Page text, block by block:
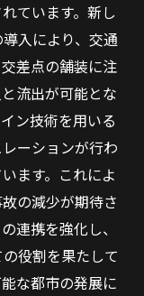
ています。新し
入により、交通
差点の舗装に注
流出が可能とな
ン技術を用いる
ーションが行わ
ます。これによ
の減少が期待さ
連携を強化し、
役割を果たして
な都市の発展に